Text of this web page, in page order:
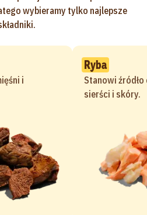
wybieramy tylko najlepsze
i
Ryba
Stanowi
sierści i skóry.